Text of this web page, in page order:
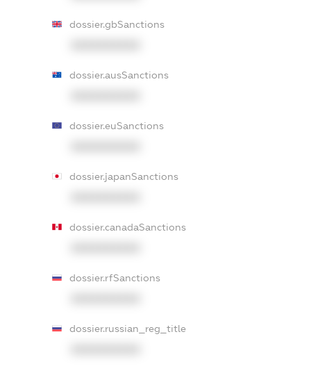
dossier.gbSanctions
dossier.ausSanctions
dossier.euSanctions
dossier.japanSanctions
dossier.canadaSanctions
dossier.rfSanctions
dossier.russian_reg_title